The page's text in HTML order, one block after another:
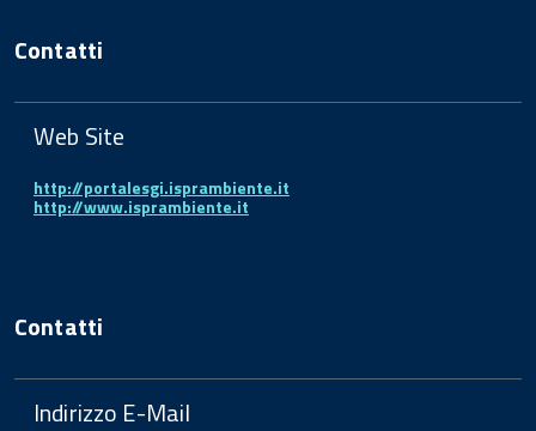
Contatti
Web Site
http://portalesgi.isprambiente.it
http://www.isprambiente.it
Contatti
Indirizzo E-Mail